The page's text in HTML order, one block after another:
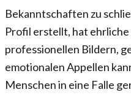
Bekanntschaften zu
Profil erstellt, hat
professionellen Bildern,
emotionalen Appellen
Menschen in eine Falle